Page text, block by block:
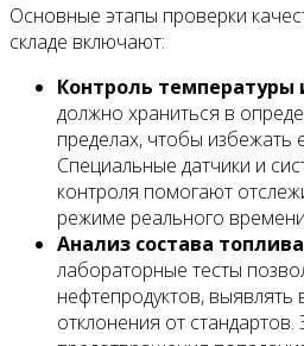
Основные этапы проверки
складе включают:
Контроль температуры
должно храниться в
пределах, чтобы избежать
Специальные датчики и
контроля помогают
режиме реального
Анализ состава
лабораторные тесты
нефтепродуктов,
отклонения от стандартов.